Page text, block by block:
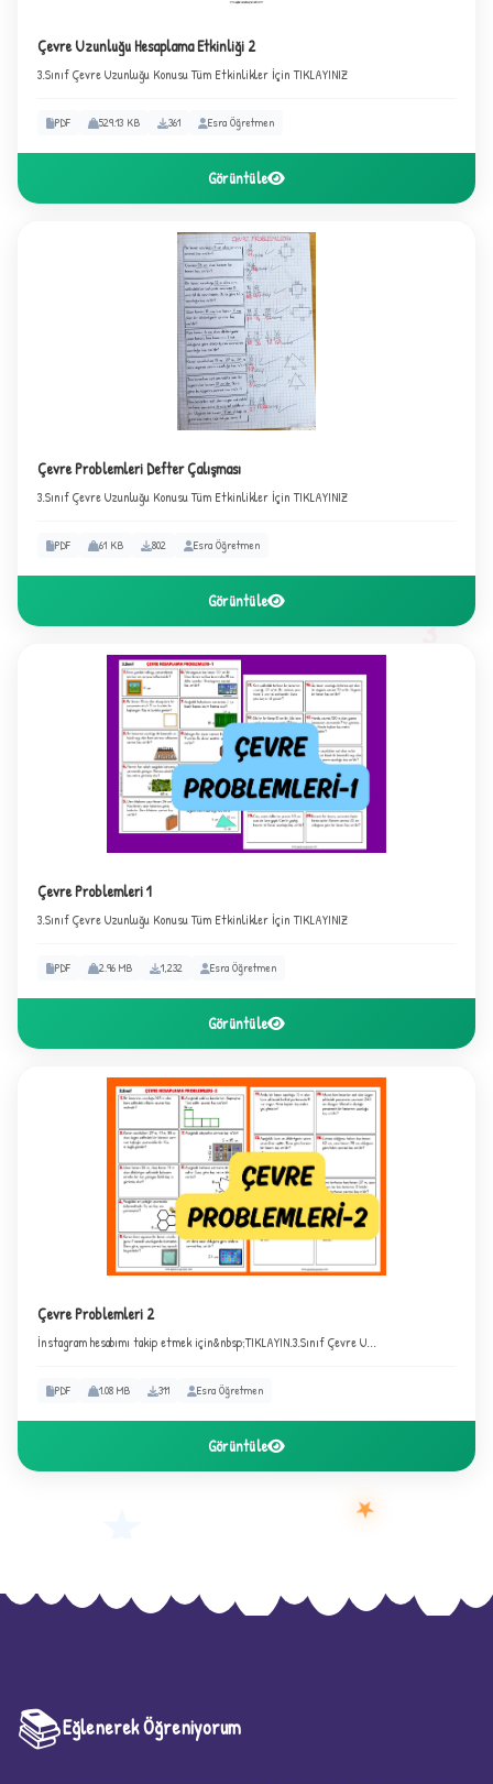
C
3
★
Çevre Uzunluğu Hesaplama Etkinliği 2
3.Sınıf Çevre Uzunluğu Konusu Tüm Etkinlikler İçin TIKLAYINIZ
PDF 529.13 KB 361 Esra Öğretmen
Görüntüle
Çevre Problemleri Defter Çalışması
3.Sınıf Çevre Uzunluğu Konusu Tüm Etkinlikler İçin TIKLAYINIZ
PDF 61 KB 802 Esra Öğretmen
Görüntüle
Çevre Problemleri 1
3.Sınıf Çevre Uzunluğu Konusu Tüm Etkinlikler İçin TIKLAYINIZ
PDF 2.96 MB 1,232 Esra Öğretmen
Görüntüle
Çevre Problemleri 2
İnstagram hesabımı takip etmek için&nbsp;TIKLAYIN.3.Sınıf Çevre U...
PDF 1.08 MB 311 Esra Öğretmen
Görüntüle
📚Eğlenerek Öğreniyorum